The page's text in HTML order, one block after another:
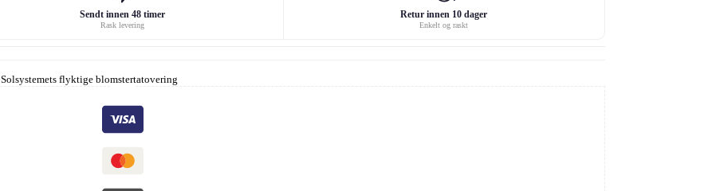
Sendt innen 48 timer
Rask levering
Retur innen 10 dager
Enkelt og raskt
Solsystemets flyktige blomstertatovering